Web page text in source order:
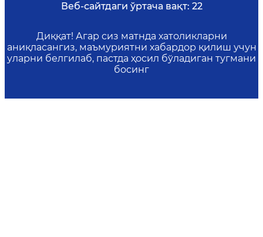
Веб-сайтдаги ўртача вақт: 22
Диққат! Агар сиз матнда хатоликларни
аниқласангиз, маъмуриятни хабардор қилиш учун
уларни белгилаб, пастда ҳосил бўладиган тугмани
босинг